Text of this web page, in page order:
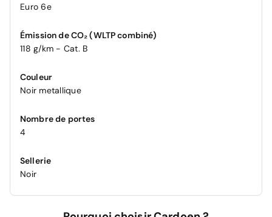
Euro 6e
Émission de CO₂ (WLTP combiné)
118 g/km - Cat. B
Couleur
Noir metallique
Nombre de portes
4
Sellerie
Noir